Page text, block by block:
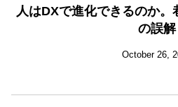
人はDXで進化できるのか。
の誤解
October 26,